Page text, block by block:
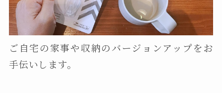
ご自宅の家事や収納のバージョンアップをお
手伝いします。